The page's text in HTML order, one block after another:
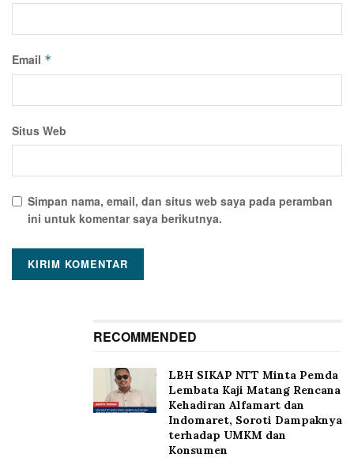
Email *
Situs Web
Simpan nama, email, dan situs web saya pada peramban
ini untuk komentar saya berikutnya.
RECOMMENDED
LBH SIKAP NTT Minta Pemda
Lembata Kaji Matang Rencana
Kehadiran Alfamart dan
Indomaret, Soroti Dampaknya
terhadap UMKM dan
Konsumen